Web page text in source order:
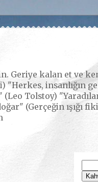
Geriye kalan et ve
"Herkes, insanlığın
Tolstoy)
(Gerçeğin ışığı